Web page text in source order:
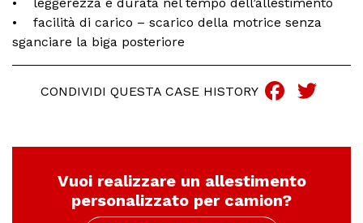
• facilità di carico – scarico della motrice senza
sganciare la biga posteriore
CONDIVIDI QUESTA CASE HISTORY
Vuoi realizzare un allestimento
personalizzato per camion?